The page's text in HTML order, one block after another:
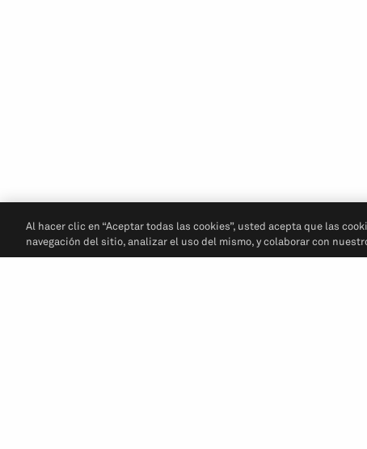
Al hacer clic en “Aceptar todas las cookies”, usted acepta que las
navegación del sitio, analizar el uso del mismo, y colaborar con